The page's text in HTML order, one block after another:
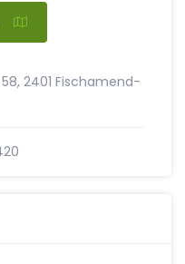
2401 Fischamend-